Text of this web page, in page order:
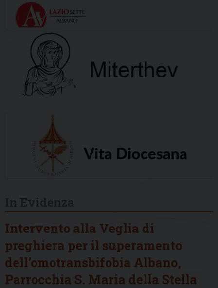
Intervento alla Veglia di
preghiera per il superamento
dell’omotransbifobia Albano,
Parrocchia S. Maria della Stella